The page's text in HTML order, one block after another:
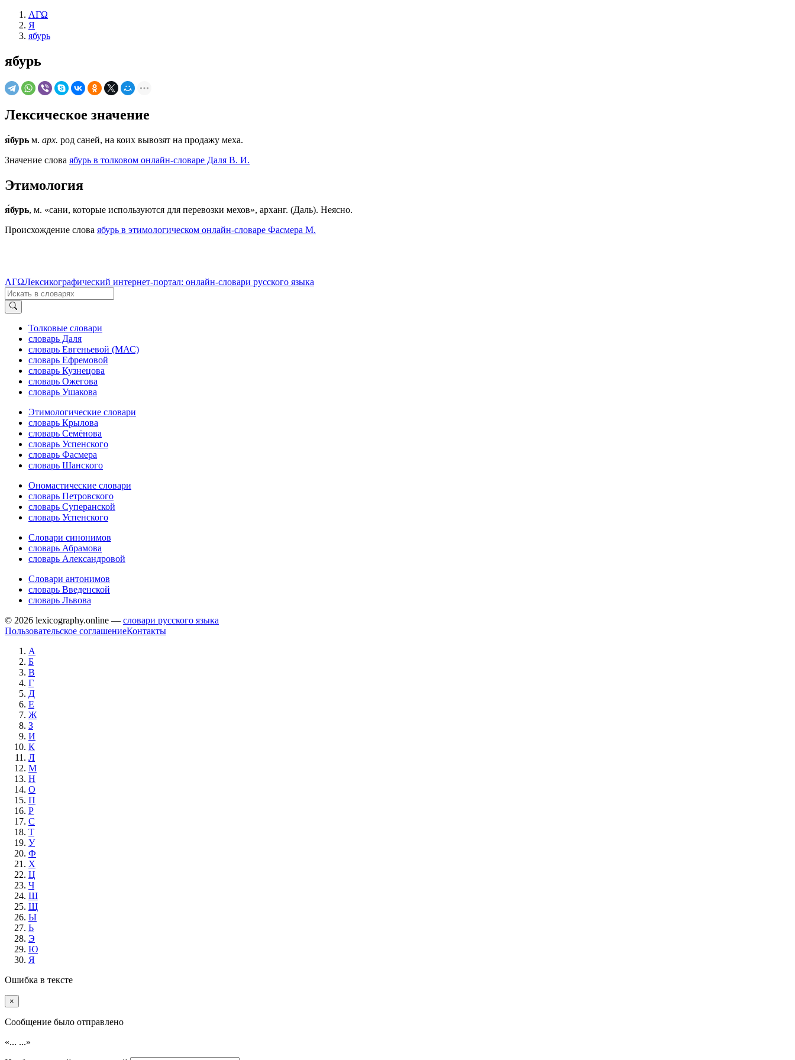
ΛΓΩ
Я
ябурь
ябурь
Лексическое значение
я́бурь м. арх. род саней, на коих вывозят на продажу меха.
Значение слова ябурь в толковом онлайн-словаре Даля В. И.
Этимология
я́бурь, м. «сани, которые используются для перевозки мехов», арханг. (Даль). Неясно.
Происхождение слова ябурь в этимологическом онлайн-словаре Фасмера М.
ΛΓΩЛексикографический интернет-портал: онлайн-словари русского языка
Толковые словари
словарь Даля
словарь Евгеньевой (МАС)
словарь Ефремовой
словарь Кузнецова
словарь Ожегова
словарь Ушакова
Этимологические словари
словарь Крылова
словарь Семёнова
словарь Успенского
словарь Фасмера
словарь Шанского
Ономастические словари
словарь Петровского
словарь Суперанской
словарь Успенского
Словари синонимов
словарь Абрамова
словарь Александровой
Словари антонимов
словарь Введенской
словарь Львова
© 2026 lexicography.online — словари русского языка
Пользовательское соглашениеКонтакты
А
Б
В
Г
Д
Е
Ж
З
И
К
Л
М
Н
О
П
Р
С
Т
У
Ф
Х
Ц
Ч
Ш
Щ
Ы
Ь
Э
Ю
Я
Ошибка в тексте
×
Cообщение было отправлено
«... ...»